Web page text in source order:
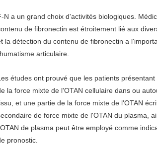
N a un grand choix d'activités biologiques.
de fibronectin est étroitement lié aux
la détection du contenu de fibronectin a
articulaire.
études ont prouvé que les patients
la force mixte de l'OTAN cellulaire dans ou
et une partie de la force mixte de l'OTAN
de force mixte de l'OTAN du plasma,
de plasma peut être employé comme
pronostic.